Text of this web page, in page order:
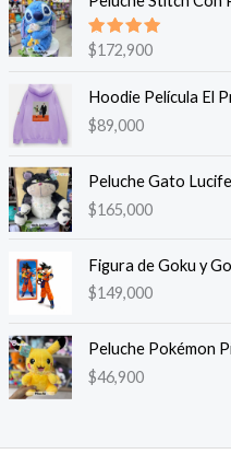
Valorado
en
5.00
$172,900
Hoodie Película El
$89,000
Peluche Gato
$165,000
Figura de Goku y
$149,000
Peluche Pokémon
$46,900